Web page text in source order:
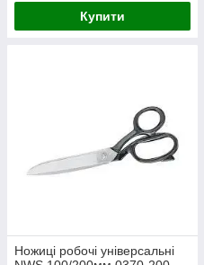
Купити
Ножиці робочі універсальні